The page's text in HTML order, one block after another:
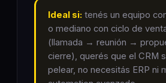
Ideal si: tenés un equipo
o mediano con ciclo de
(llamada → reunión →
cierre), querés que el CRM
pelear, no necesitás ERP ni